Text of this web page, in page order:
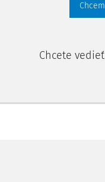
Chcete